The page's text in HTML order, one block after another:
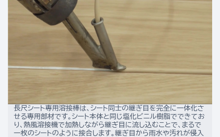
長尺シート専用溶接棒は、シート同士の継ぎ目を完全に一体化さ
せる専用部材です。シート本体と同じ塩化ビニル樹脂でできてお
り、熱風溶接機で加熱しながら継ぎ目に流し込むことで、まるで
一枚のシートのように接合します。継ぎ目から雨水や汚れが侵入